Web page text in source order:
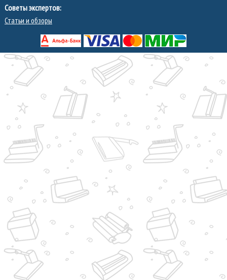
Советы экспертов:
Статьи и обзоры